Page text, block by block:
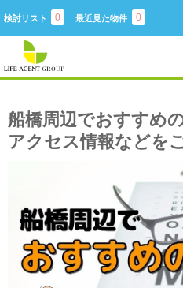
検討リスト 0 最近見た物件 0
船橋周辺でおすすめ
アクセス情報などを